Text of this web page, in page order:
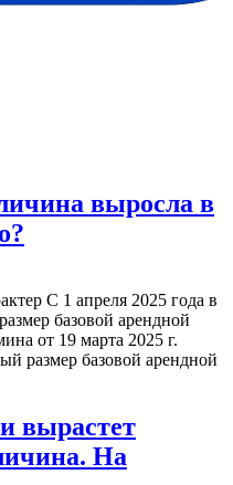
выросла в
С 1 апреля 2025 года в
базовой арендной
от 19 марта 2025 г.
размер базовой арендной
вырастет
На